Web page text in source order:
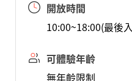
開放時間
10:00~18:00(最後
可體驗年齡
無年齡限制